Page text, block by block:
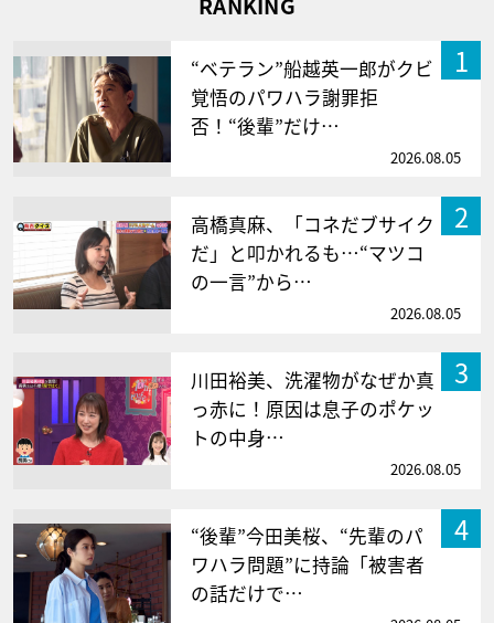
1
“ベテラン”船越英一郎がクビ
覚悟のパワハラ謝罪拒
否！“後輩”だけ…
2026.08.05
2
高橋真麻、「コネだブサイク
だ」と叩かれるも…“マツコ
の一言”から…
2026.08.05
3
川田裕美、洗濯物がなぜか真
っ赤に！原因は息子のポケッ
トの中身…
2026.08.05
4
“後輩”今田美桜、“先輩のパ
ワハラ問題”に持論「被害者
の話だけで…